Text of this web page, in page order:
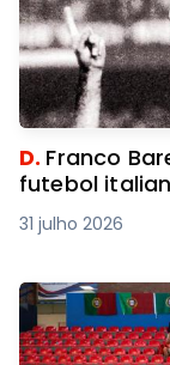
D. Franco
futebol
31 julho 2026